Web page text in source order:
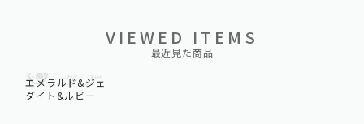
VIEWED ITEMS
最近見た商品
エメラルド&ジェ
ダイト&ルビー